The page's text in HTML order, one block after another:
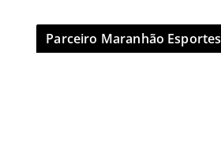
Parceiro Maranhão Esportes